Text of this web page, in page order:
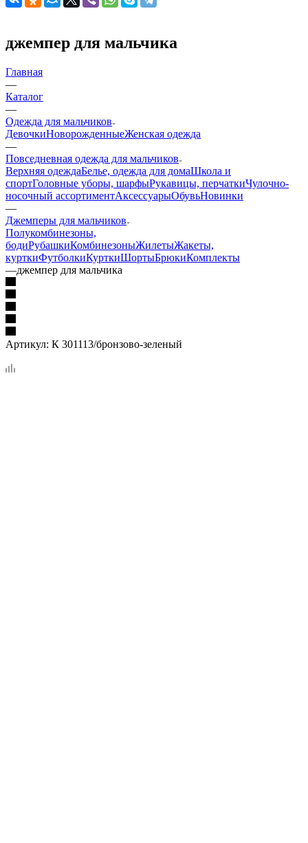
джемпер для мальчика
Главная
—
Каталог
—
Одежда для мальчиков
ДевочкиНоворожденныеЖенская одежда
—
Повседневная одежда для мальчиков
Верхняя одеждаБелье, одежда для домаШкола и
спортГоловные уборы, шарфыРукавицы, перчаткиЧулочно-
носочный ассортиментАксессуарыОбувьНовинки
—
Джемперы для мальчиков
Полукомбинезоны,
бодиРубашкиКомбинезоныЖилетыЖакеты,
курткиФутболкиКурткиШортыБрюкиКомплекты
—джемпер для мальчика
Артикул: К 301113/бронзово-зеленый